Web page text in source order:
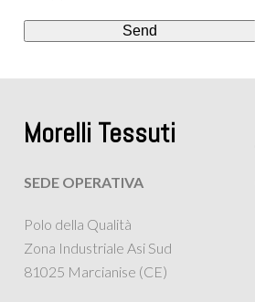
Morelli Tessuti
SEDE OPERATIVA
Polo della Qualità
Zona Industriale Asi Sud
81025 Marcianise (CE)